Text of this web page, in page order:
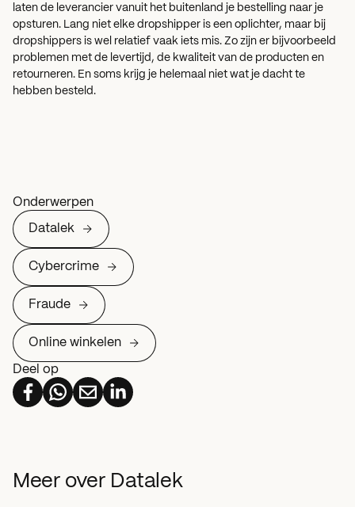
laten de leverancier vanuit het buitenland je bestelling naar je
opsturen. Lang niet elke dropshipper is een oplichter, maar bij
dropshippers is wel relatief vaak iets mis. Zo zijn er bijvoorbeeld
problemen met de levertijd, de kwaliteit van de producten en
retourneren. En soms krijg je helemaal niet wat je dacht te
hebben besteld.
Onderwerpen
Datalek
Cybercrime
Fraude
Online winkelen
Deel op
Meer over Datalek